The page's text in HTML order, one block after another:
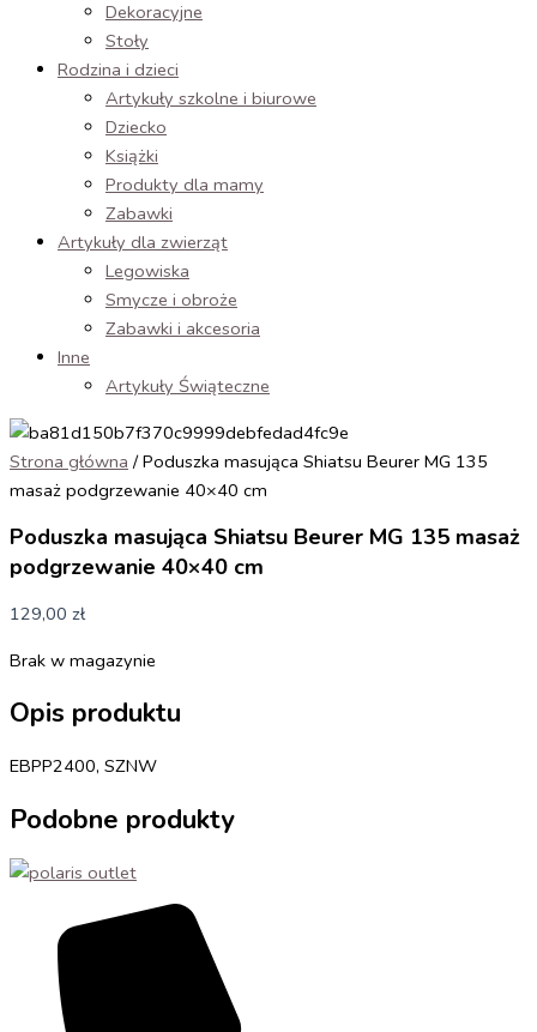
Dekoracyjne
Stoły
Rodzina i dzieci
Artykuły szkolne i biurowe
Dziecko
Książki
Produkty dla mamy
Zabawki
Artykuły dla zwierząt
Legowiska
Smycze i obroże
Zabawki i akcesoria
Inne
Artykuły Świąteczne
Strona główna / Poduszka masująca Shiatsu Beurer MG 135
masaż podgrzewanie 40×40 cm
Poduszka masująca Shiatsu Beurer MG 135 masaż
podgrzewanie 40×40 cm
129,00 zł
Brak w magazynie
Opis produktu
EBPP2400, SZNW
Podobne produkty